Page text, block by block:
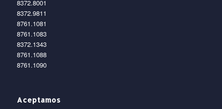
8372.8001
8372.9811
8761.1081
8761.1083
8372.1343
8761.1088
8761.1090
Aceptamos